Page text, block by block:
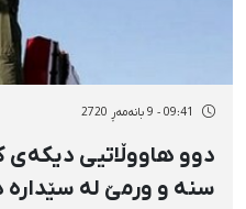
09:41 - 9 بانەمەڕ 2720
دوو هاووڵاتیی دیکەی
سنە و ورمێ لە سێدارە